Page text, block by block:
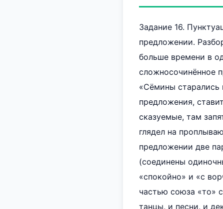
Задание 16.
предложении.
больше времени в
сложносочинённое
«Сёмины
предложения,
сказуемые, там
глядел на
предложении две
(соединены
«спокойно» и «с
частью союза «то»
танцы, и песни, и